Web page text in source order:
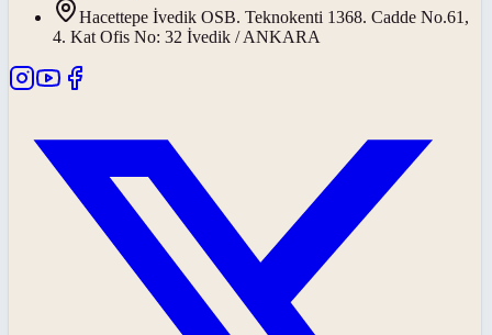
Hacettepe İvedik OSB. Teknokenti 1368. Cadde No.61,
4. Kat Ofis No: 32 İvedik / ANKARA